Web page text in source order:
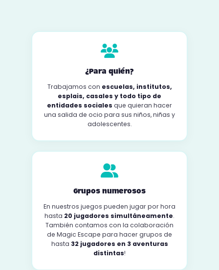
¿Para quién?
Trabajamos con escuelas, institutos,
esplais, casales y todo tipo de
entidades sociales que quieran hacer
una salida de ocio para sus niños, niñas y
adolescentes.
Grupos numerosos
En nuestros juegos pueden jugar por hora
hasta 20 jugadores simultáneamente.
También contamos con la colaboración
de Magic Escape para hacer grupos de
hasta 32 jugadores en 3 aventuras
distintas!